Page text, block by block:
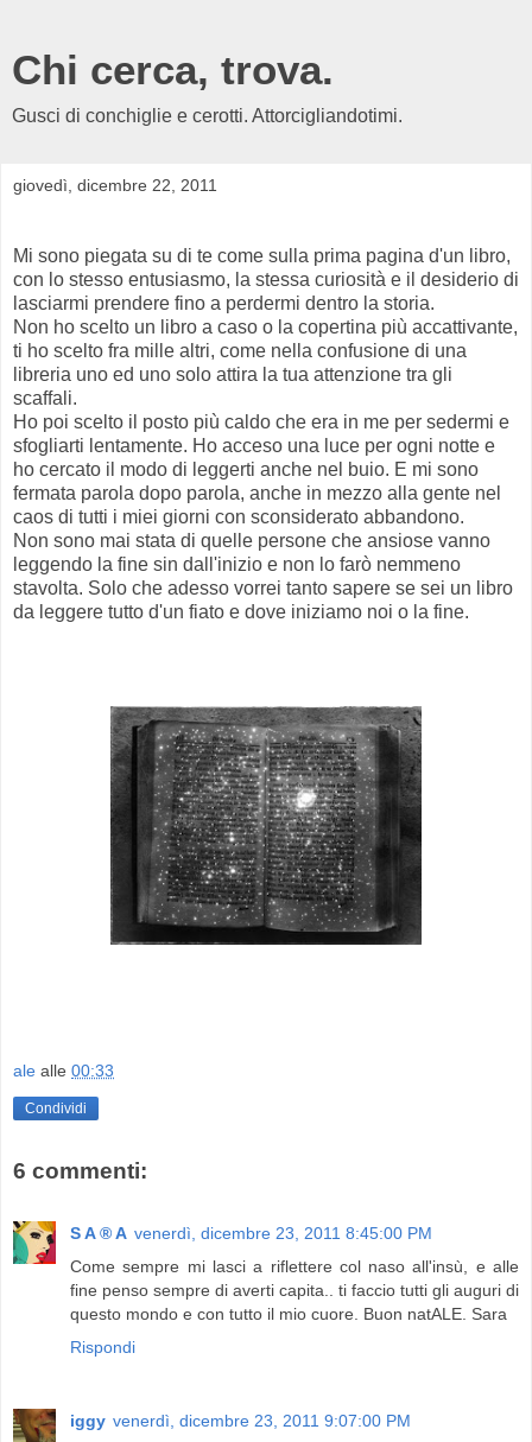
Chi cerca, trova.
Gusci di conchiglie e cerotti. Attorcigliandotimi.
giovedì, dicembre 22, 2011
Mi sono piegata su di te come sulla prima pagina d'un libro,
con lo stesso entusiasmo, la stessa curiosità e il desiderio di
lasciarmi prendere fino a perdermi dentro la storia.
Non ho scelto un libro a caso o la copertina più accattivante,
ti ho scelto fra mille altri, come nella confusione di una
libreria uno ed uno solo attira la tua attenzione tra gli
scaffali.
Ho poi scelto il posto più caldo che era in me per sedermi e
sfogliarti lentamente. Ho acceso una luce per ogni notte e
ho cercato il modo di leggerti anche nel buio. E mi sono
fermata parola dopo parola, anche in mezzo alla gente nel
caos di tutti i miei giorni con sconsiderato abbandono.
Non sono mai stata di quelle persone che ansiose vanno
leggendo la fine sin dall'inizio e non lo farò nemmeno
stavolta. Solo che adesso vorrei tanto sapere se sei un libro
da leggere tutto d'un fiato e dove iniziamo noi o la fine.
ale alle 00:33
Condividi
6 commenti:
S A ® A venerdì, dicembre 23, 2011 8:45:00 PM
Come sempre mi lasci a riflettere col naso all'insù, e alle
fine penso sempre di averti capita.. ti faccio tutti gli auguri di
questo mondo e con tutto il mio cuore. Buon natALE. Sara
Rispondi
iggy venerdì, dicembre 23, 2011 9:07:00 PM